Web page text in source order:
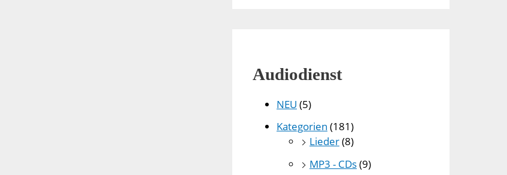
Audiodienst
NEU (5)
Kategorien (181)
Lieder(8)
MP3 - CDs(9)